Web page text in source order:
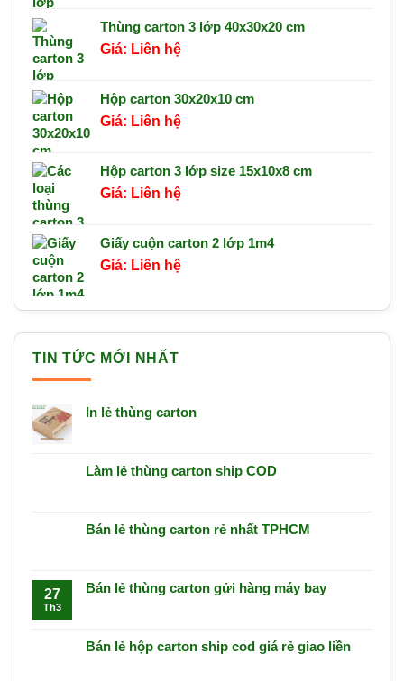
Thùng carton 3 lớp 40x30x20 cm
Liên hệ
Hộp carton 30x20x10 cm
Liên hệ
Hộp carton 3 lớp size 15x10x8 cm
Liên hệ
Giấy cuộn carton 2 lớp 1m4
Liên hệ
TIN TỨC MỚI NHẤT
In lẻ thùng carton
Làm lẻ thùng carton ship COD
Bán lẻ thùng carton rẻ nhất TPHCM
27
Th3
Bán lẻ thùng carton gửi hàng máy bay
Bán lẻ hộp carton ship cod giá rẻ giao liền